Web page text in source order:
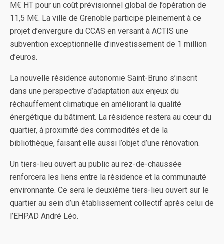
M€ HT pour un coût prévisionnel global de l’opération de
11,5 M€. La ville de Grenoble participe pleinement à ce
projet d’envergure du CCAS en versant à ACTIS une
subvention exceptionnelle d’investissement de 1 million
d’euros.
La nouvelle résidence autonomie Saint-Bruno s’inscrit
dans une perspective d’adaptation aux enjeux du
réchauffement climatique en améliorant la qualité
énergétique du bâtiment. La résidence restera au cœur du
quartier, à proximité des commodités et de la
bibliothèque, faisant elle aussi l’objet d’une rénovation.
Un tiers-lieu ouvert au public au rez-de-chaussée
renforcera les liens entre la résidence et la communauté
environnante. Ce sera le deuxième tiers-lieu ouvert sur le
quartier au sein d’un établissement collectif après celui de
l’EHPAD André Léo.